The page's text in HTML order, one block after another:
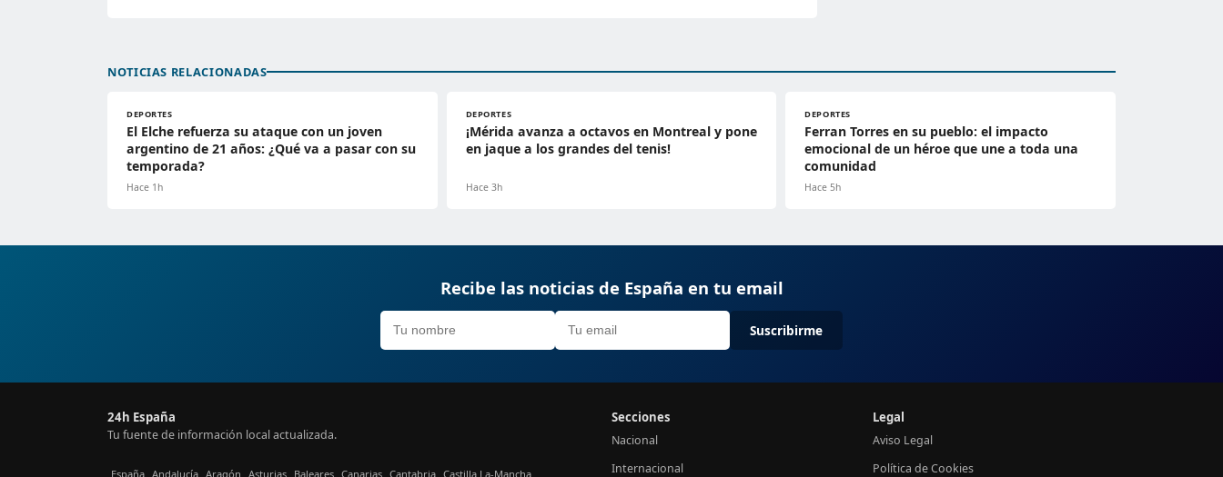
NOTICIAS RELACIONADAS
DEPORTES
El Elche refuerza su ataque con un joven
argentino de 21 años: ¿Qué va a pasar con su
temporada?
Hace 1h
DEPORTES
¡Mérida avanza a octavos en Montreal y pone
en jaque a los grandes del tenis!
Hace 3h
DEPORTES
Ferran Torres en su pueblo: el impacto
emocional de un héroe que une a toda una
comunidad
Hace 5h
Recibe las noticias de España en tu email
Suscribirme
24h España
Tu fuente de información local actualizada.
España Andalucía Aragón Asturias Baleares Canarias Cantabria Castilla La-Mancha
Secciones
Nacional
Internacional
Legal
Aviso Legal
Política de Cookies